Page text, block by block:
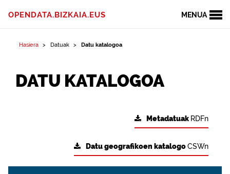
MENUA
OPENDATA.BIZKAIA.EUS
Hasiera Datuak Datu katalogoa
DATU KATALOGOA
Metadatuak RDFn
Datu geografikoen katalogoCSWn